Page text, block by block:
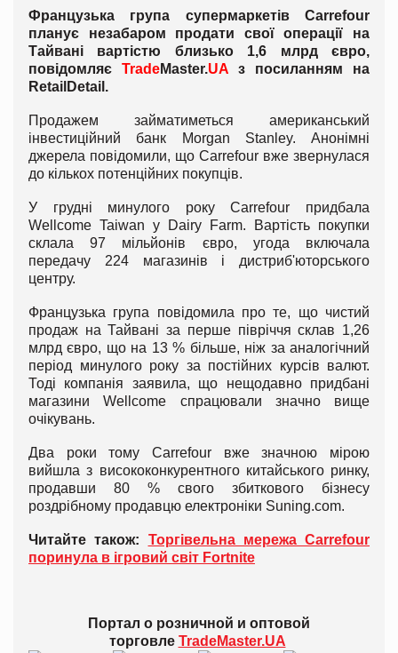
Французька група супермаркетів Carrefour
планує незабаром продати свої операції на
Тайвані вартістю близько 1,6 млрд євро,
повідомляє TradeMaster.UA з посиланням на
RetailDetail .
Продажем займатиметься американський
інвестиційний банк Morgan Stanley. Анонімні
джерела повідомили, що Carrefour вже звернулася
до кількох потенційних покупців.
У грудні минулого року Carrefour придбала
Wellcome Taiwan у Dairy Farm. Вартість покупки
склала 97 мільйонів євро, угода включала
передачу 224 магазинів і дистриб'юторського
центру.
Французька група повідомила про те, що чистий
продаж на Тайвані за перше півріччя склав 1,26
млрд євро, що на 13 % більше, ніж за аналогічний
період минулого року за постійних курсів валют.
Тоді компанія заявила, що нещодавно придбані
магазини Wellcome спрацювали значно вище
очікувань.
Два роки тому Carrefour вже значною мірою
вийшла з висококонкурентного китайського ринку,
продавши 80 % свого збиткового бізнесу
роздрібному продавцю електроніки Suning.com.
Читайте також: Торгівельна мережа Carrefour
поринула в ігровий світ Fortnite
Портал о розничной и оптовой
торговле TradeMaster.UA